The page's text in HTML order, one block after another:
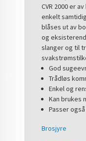
CVR 2000 er
enkelt
blåses ut av
og
slanger og til
God
Trådløs
Enkel og
Kan brukes
Passer
Brosjyre